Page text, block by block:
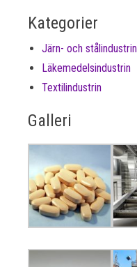
Kategorier
Järn- och stålindustrin
Läkemedelsindustrin
Textilindustrin
Galleri